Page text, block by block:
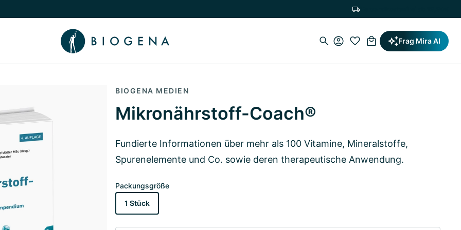
Wissen umschalten Frag Mira AI
BIOGENA MEDIEN
Mikronährstoff-Coach®
Fundierte Informationen über mehr als 100 Vitamine, Mineralstoffe,
Spurenelemente und Co. sowie deren therapeutische Anwendung.
Packungsgröße
1 Stück